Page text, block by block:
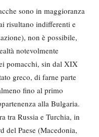
sono in maggioranza
risultano indifferenti e
non è possibile,
notevolmente
pomacchi, sin dal XIX
greco, di farne parte
fino al primo
alla Bulgaria.
tra Russia e Turchia, in
del Paese (Macedonia,